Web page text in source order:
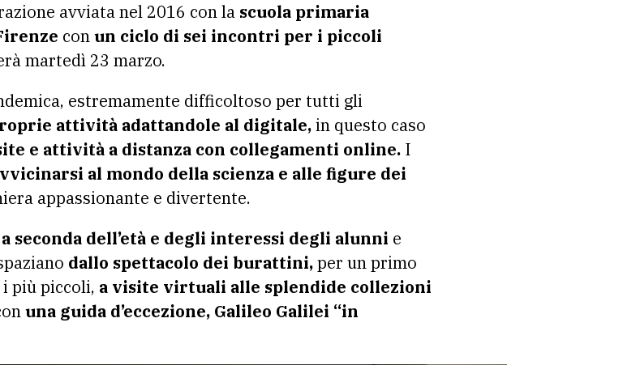
avviata nel 2016 con la scuola primaria
conun ciclo di sei incontri per i piccoli
martedì 23 marzo.
estremamente difficoltoso per tutti gli
attività adattandole al digitale,in questo caso
e attività a distanza con collegamenti online. I
al mondo della scienza e alle figure dei
appassionante e divertente.
dell’età e degli interessi degli alunni e
dallo spettacolo dei burattini,per un primo
più piccoli, a visite virtuali alle splendide collezioni
una guida d’eccezione, Galileo Galilei “in